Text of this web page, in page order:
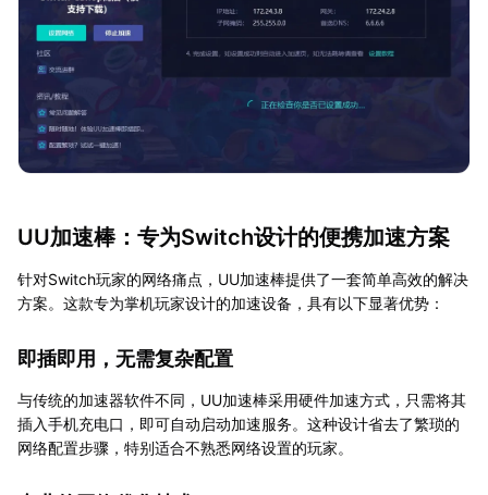
UU加速棒：专为Switch设计的便携加速方案
针对Switch玩家的网络痛点，UU加速棒提供了一套简单高效的解决
方案。这款专为掌机玩家设计的加速设备，具有以下显著优势：
即插即用，无需复杂配置
与传统的加速器软件不同，UU加速棒采用硬件加速方式，只需将其
插入手机充电口，即可自动启动加速服务。这种设计省去了繁琐的
网络配置步骤，特别适合不熟悉网络设置的玩家。